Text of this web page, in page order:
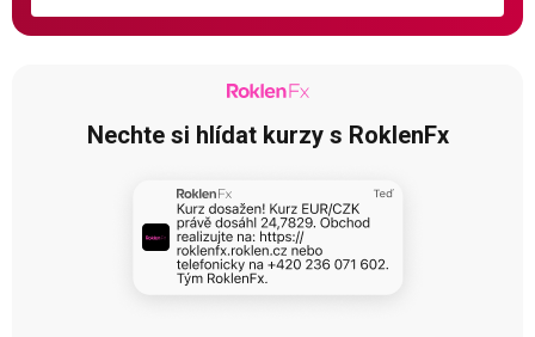
Nechte si hlídat kurzy s RoklenFx